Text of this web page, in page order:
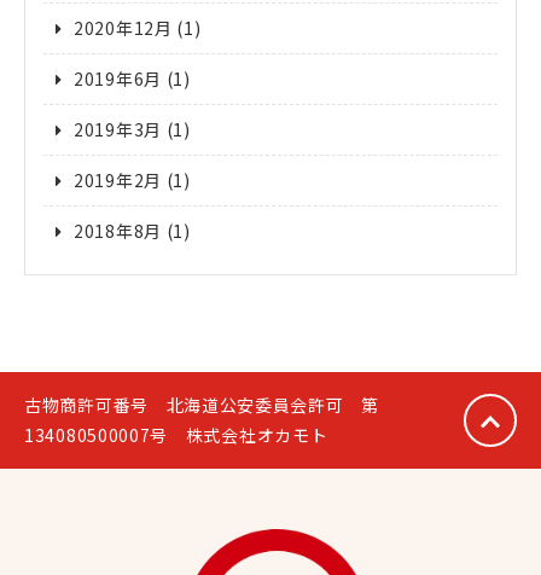
2020年12月 (1)
2019年6月 (1)
2019年3月 (1)
2019年2月 (1)
2018年8月 (1)
古物商許可番号 北海道公安委員会許可 第
134080500007号 株式会社オカモト